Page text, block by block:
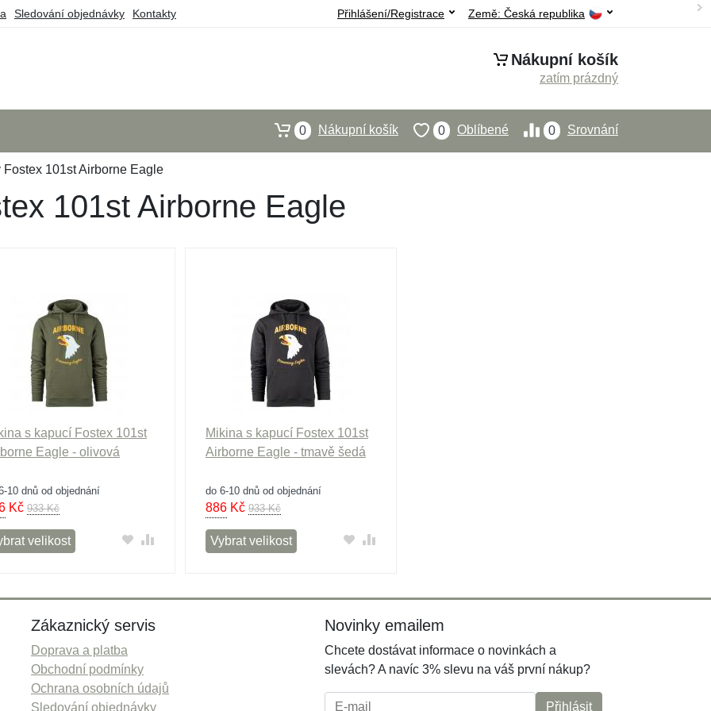
Sledování objednávky Kontakty Země: Česká republika
Přihlášení/Registrace
Nákupní košík
zatím prázdný
0 Srovnání
0 Oblíbené
0 Nákupní košík
Fostex 101st Airborne Eagle
101st Airborne Eagle
s kapucí Fostex 101st
Eagle - olivová
10 dnů od objednání
Kč 933 Kč
velikost
Mikina s kapucí Fostex 101st
Airborne Eagle - tmavě šedá
do 6-10 dnů od objednání
886Kč 933 Kč
Vybrat velikost
Zákaznický servis
Doprava a platba
Obchodní podmínky
Ochrana osobních údajů
Sledování objednávky
Novinky emailem
Chcete dostávat informace o novinkách a
slevách? A navíc 3% slevu na váš první nákup?
E-mail: Přihlásit